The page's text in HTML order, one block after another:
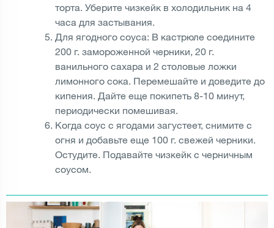
торта. Уберите чизкейк в холодильник на 4
часа для застывания.
Для ягодного соуса: В кастрюле соедините
200 г. замороженной черники, 20 г.
ванильного сахара и 2 столовые ложки
лимонного сока. Перемешайте и доведите до
кипения. Дайте еще покипеть 8-10 минут,
периодически помешивая.
Когда соус с ягодами загустеет, снимите с
огня и добавьте еще 100 г. свежей черники.
Остудите. Подавайте чизкейк с черничным
соусом.